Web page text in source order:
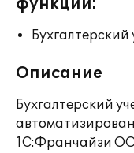
функции:
Бухгалтерский
Описание
Бухгалтерский
1С:Франчайзи